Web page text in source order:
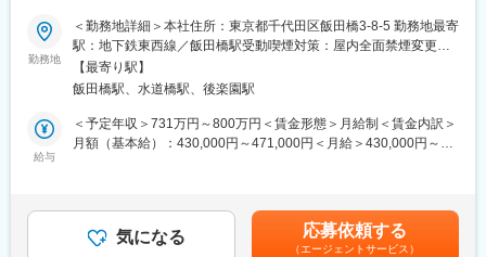
■当社の強み：
◇「社会システム変革への貢献」を志す麻生グループ84社のうち
の1社です。医療機関を、主に「モノ（物資調達）」と「ヒト（人
材採用）」の2面から支援し、医療の質の向上に寄与することを目
◇当社は、全国の大手病院を会員とした医薬品、医療機器、医療
材料等の共同購入事業（GPO事業）を展開しており、医療機関の
に支援を行う職務です。また個別の病院のみでなく、クラウドが
普及する中でインフラやアプリケーションの共同利用基盤の構築
■募集概要
世界トップクラスメーカーの日本総代理店として、放射線関連測
定装置や医療機器の輸入販売・保守サービスを展開する当社に
て、経理部門の中核人材としてご活躍いただきます。
本ポジションでは、連結決算をはじめとした経理財務業務全般に
加え、将来的には経理組織を牽引いただく管理職候補としての役
す。
また業務改善や仕組みづくりにも積極的に携わっていただけるた
め、単なるルーティンワークではなく、裁量を持って組織づくり
勤務地
＜勤務地詳細＞本社住所：東京都千代田区飯田橋3-8-5 勤務地最寄
駅：地下鉄東西線／飯田橋駅受動喫煙対策：屋内全面禁煙変更の
範囲：会社の定める事業所
【最寄り駅】
飯田橋駅、水道橋駅、後楽園駅
給与
＜予定年収＞731万円～800万円＜賃金形態＞月給制＜賃金内訳＞
月額（基本給）：430,000円～471,000円＜月給＞430,000円～
は固定手当を含めた表記です。
気になる 応募依頼する
（エージェントサービス）